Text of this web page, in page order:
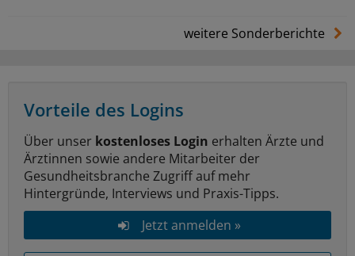
weitere Sonderberichte
Vorteile des Logins
Über unser kostenloses Login erhalten Ärzte und
Ärztinnen sowie andere Mitarbeiter der
Gesundheitsbranche Zugriff auf mehr
Hintergründe, Interviews und Praxis-Tipps.
Jetzt anmelden »